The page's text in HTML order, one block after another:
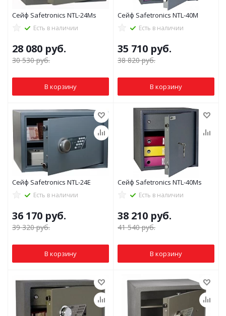
Сейф Safetronics NTL-24Ms
Есть в наличии
28 080 руб.
30 530руб.
В корзину
Сейф Safetronics NTL-40M
Есть в наличии
35 710 руб.
38 820руб.
В корзину
Сейф Safetronics NTL-24E
Есть в наличии
36 170 руб.
39 320руб.
В корзину
Сейф Safetronics NTL-40Ms
Есть в наличии
38 210 руб.
41 540руб.
В корзину